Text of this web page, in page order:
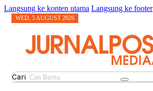
Langsung ke konten utama Langsung ke footer
WED, 5 AUGUST 2026
Cari